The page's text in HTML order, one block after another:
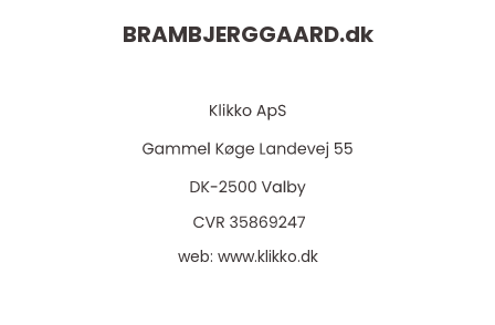
BRAMBJERGGAARD.dk
web: www.klikko.dk